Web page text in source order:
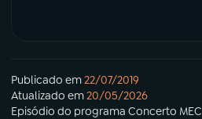
Publicado em22/07/2019
Atualizado em20/05/2026
Episódio do programa Concerto MEC